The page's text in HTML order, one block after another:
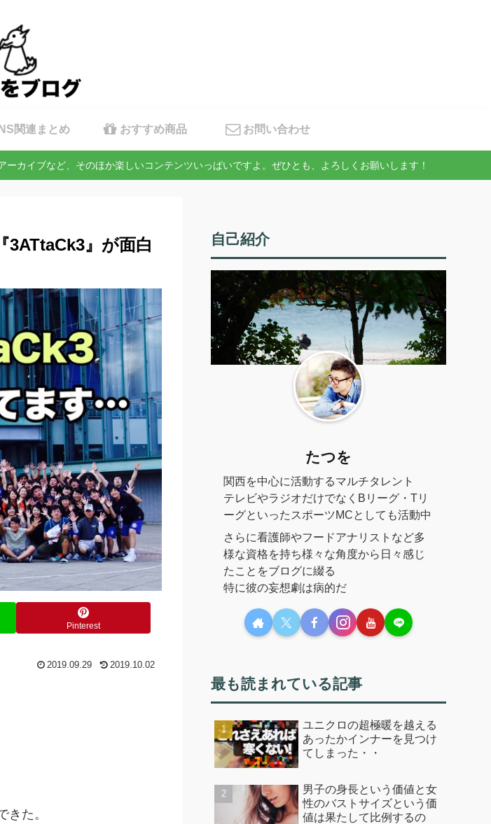
関連まとめ おすすめ商品 お問い合わせ
カイブなど、そのほか楽しいコンテンツいっぱいですよ。ぜひとも、よろしくお願いします！
3ATtaCk3』が面白
Pinterest
2019.09.29 2019.10.02
た。
自己紹介
たつを
関西を中心に活動するマルチタレント
テレビやラジオだけでなくBリーグ・Tリ
ーグといったスポーツMCとしても活動中
さらに看護師やフードアナリストなど多
様な資格を持ち様々な角度から日々感じ
たことをブログに綴る
特に彼の妄想劇は病的だ
最も読まれている記事
ユニクロの超極暖を越える
あったかインナーを見つけ
てしまった・・
男子の身長という価値と女
性のバストサイズという価
値は果たして比例するの